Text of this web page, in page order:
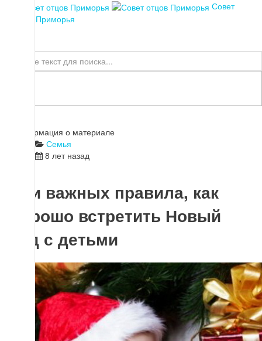
Совет
отцов Приморья
Информация о материале
Семья
8 лет назад
Три важных правила, как
хорошо встретить Новый
год с детьми